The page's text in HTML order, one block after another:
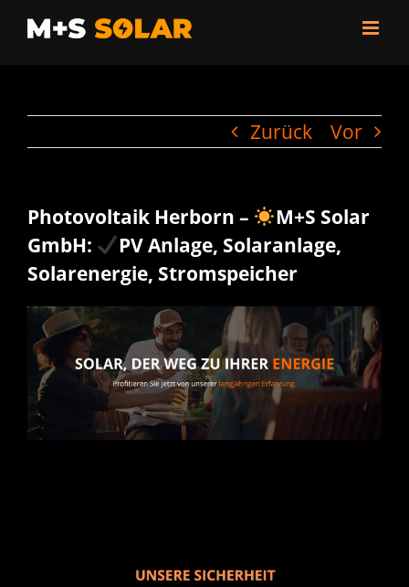
Zum
Inhalt
Zurück Vor
Photovoltaik Herborn –
M+S Solar
GmbH:
PV Anlage, Solaranlage,
Solarenergie, Stromspeicher